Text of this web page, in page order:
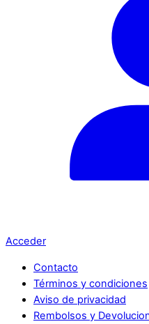
Acceder
Contacto
Términos y condiciones
Aviso de privacidad
Rembolsos y